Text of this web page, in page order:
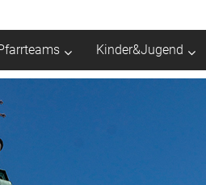
Kinder&Jugend